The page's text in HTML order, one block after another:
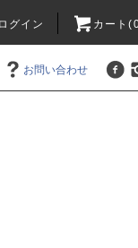
ログイン カート
お問い合わせ